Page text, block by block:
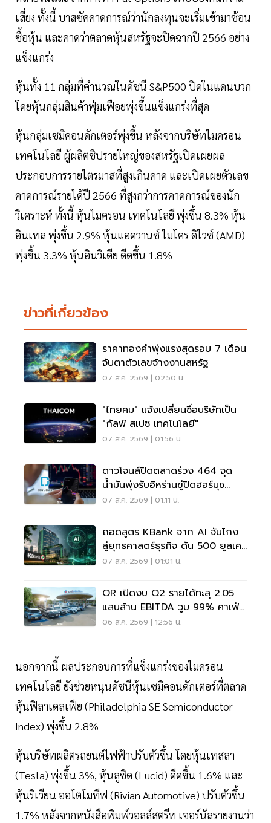
เสี่ยง ทั้งนี้ บาสซัคคาดการณ์ว่านักลงทุนจะเริ่มเข้ามาช้อน
ซื้อหุ้น และคาดว่าตลาดหุ้นสหรัฐจะปิดฉากปี 2566 อย่าง
แข็งแกร่ง
หุ้นทั้ง 11 กลุ่มที่คำนวณในดัชนี S&P500 ปิดในแดนบวก
โดยหุ้นกลุ่มสินค้าฟุ่มเฟือยพุ่งขึ้นแข็งแกร่งที่สุด
หุ้นกลุ่มเซมิคอนดักเตอร์พุ่งขึ้น หลังจากบริษัทไมครอน
เทคโนโลยี ผู้ผลิตชิปรายใหญ่ของสหรัฐเปิดเผยผล
ประกอบการรายไตรมาสที่สูงเกินคาด และเปิดเผยตัวเลข
คาดการณ์รายได้ปี 2566 ที่สูงกว่าการคาดการณ์ของนัก
วิเคราะห์ ทั้งนี้ หุ้นไมครอน เทคโนโลยี พุ่งขึ้น 8.3% หุ้น
อินเทล พุ่งขึ้น 2.9% หุ้นแอดวานซ์ ไมโคร ดิไวซ์ (AMD)
พุ่งขึ้น 3.3% หุ้นอินวิเดีย ดีดขึ้น 1.8%
ข่าวที่เกี่ยวข้อง
ราคาทองคำพุ่งแรงสุดรอบ 7 เดือน
จับตาตัวเลขจ้างงานสหรัฐ
07 ส.ค. 2569 | 02:50 น.
"ไทยคม" แจ้งเปลี่ยนชื่อบริษัทเป็น
"กัลฟ์ สเปซ เทคโนโลยี"
07 ส.ค. 2569 | 01:56 น.
ดาวโจนส์ปิดตลาดร่วง 464 จุด
น้ำมันพุ่งรับอิหร่านขู่ปิดฮอร์มุซ
จับตาเฟดขึ้นดอกเบี้ย
07 ส.ค. 2569 | 01:11 น.
ถอดสูตร KBank จาก AI จับโกง
สู่ยุทธศาสตร์ธุรกิจ ดัน 500 ยูสเคส
ใช้จริง
07 ส.ค. 2569 | 01:01 น.
OR เปิดงบ Q2 รายได้ทะลุ 2.05
แสนล้าน EBITDA วูบ 99% คาเฟ่อ
เมซอนขายนิวไฮ 117 ล้านแก้ว
06 ส.ค. 2569 | 12:56 น.
นอกจากนี้ ผลประกอบการที่แข็งแกร่งของไมครอน
เทคโนโลยี ยังช่วยหนุนดัชนีหุ้นเซมิคอนดักเตอร์ที่ตลาด
หุ้นฟิลาเดลเฟีย (Philadelphia SE Semiconductor
Index) พุ่งขึ้น 2.8%
หุ้นบริษัทผลิตรถยนต์ไฟฟ้าปรับตัวขึ้น โดยหุ้นเทสลา
(Tesla) พุ่งขึ้น 3%, หุ้นลูซิด (Lucid) ดีดขึ้น 1.6% และ
หุ้นริเวียน ออโตโมทีฟ (Rivian Automotive) ปรับตัวขึ้น
1.7% หลังจากหนังสือพิมพ์วอลล์สตรีท เจอร์นัลรายงานว่า